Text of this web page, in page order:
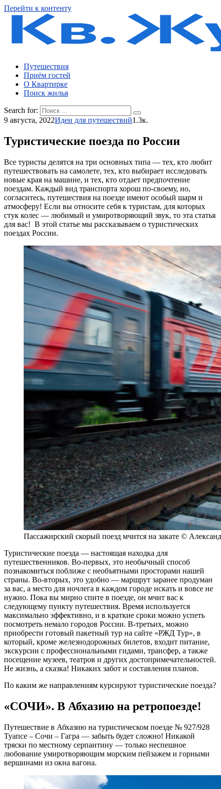
Перейти к контенту
Путешествия
Приём гостей
О Квартирке
Поиск жилья
Search for:
9 августа, 2022Идеи для путешествий1.3к.
Туристические поезда по России
Все туристы делятся на три основных типа — тех, кто любит
путешествовать на самолете, тех, кто выбирает исследовать
новые края на машине, и тех, кто отдает предпочтение
поездам. Каждый вид транспорта хорош по-своему, но,
согласитесь, путешествия на поезде имеют особый шарм и
атмосферу! Если вы относите себя к туристам, для которых
стук колес — любимый и умиротворяющий звук, то эта статья
для вас! В этой статье мы рассказываем о туристических
поездах России.
Пассажирский скорый поезд мчится на закате ©
Туристические поезда — настоящая находка для
путешественников. Во-первых, это необычный способ
познакомиться поближе с необъятными просторами нашей
страны. Во-вторых, это удобно — маршрут заранее продуман
за вас, а место для ночлега в каждом городе искать и вовсе не
нужно. Пока вы мирно спите в поезде, он мчит вас к
следующему пункту путешествия. Время используется
максимально эффективно, и в краткие сроки можно успеть
посмотреть немало городов России. В-третьих, можно
приобрести готовый пакетный тур на сайте «РЖД Тур», в
который, кроме железнодорожных билетов, входит питание,
экскурсии с профессиональными гидами, трансфер, а также
посещение музеев, театров и других достопримечательностей.
Не жизнь, а сказка! Никаких забот и составления планов.
По каким же направлениям курсируют туристические поезда?
«СОЧИ». В Абхазию на ретропоезде!
Путешествие в Абхазию на туристическом поезде № 927/928
Туапсе – Сочи – Гагра — забыть будет сложно! Никакой
тряски по местному серпантину — только неспешное
любование умиротворяющим морским пейзажем и горными
вершинами из окна вагона.